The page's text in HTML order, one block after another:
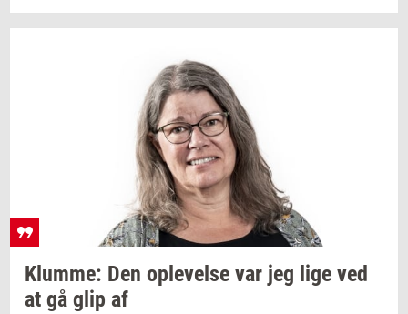
Klum­me: Den op­le­vel­se var jeg lige ved
at gå glip af